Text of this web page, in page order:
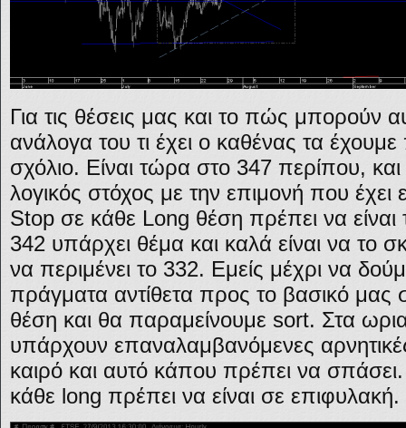
Για τις θέσεις μας και το πώς μπορούν
ανάλογα του τι έχει ο καθένας τα
σχόλιο. Είναι τώρα στο 347 περίπου, και
λογικός στόχος με την επιμονή που έχει
Stop σε κάθε Long θέση πρέπει να
342 υπάρχει θέμα και καλά είναι να το
να περιμένει το 332. Εμείς μέχρι να
πράγματα αντίθετα προς το βασικό μας
θέση και θα παραμείνουμε sort. Στα
υπάρχουν επαναλαμβανόμενες
καιρό και αυτό κάπου πρέπει να
κάθε long πρέπει να είναι σε επιφυλακή.